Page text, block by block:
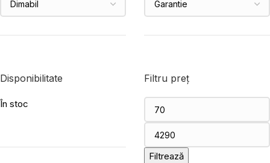
Disponibilitate
În stoc
Filtru preț
Filtrează